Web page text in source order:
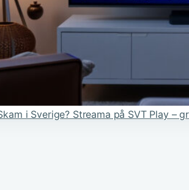
i Sverige? Streama på SVT Play –